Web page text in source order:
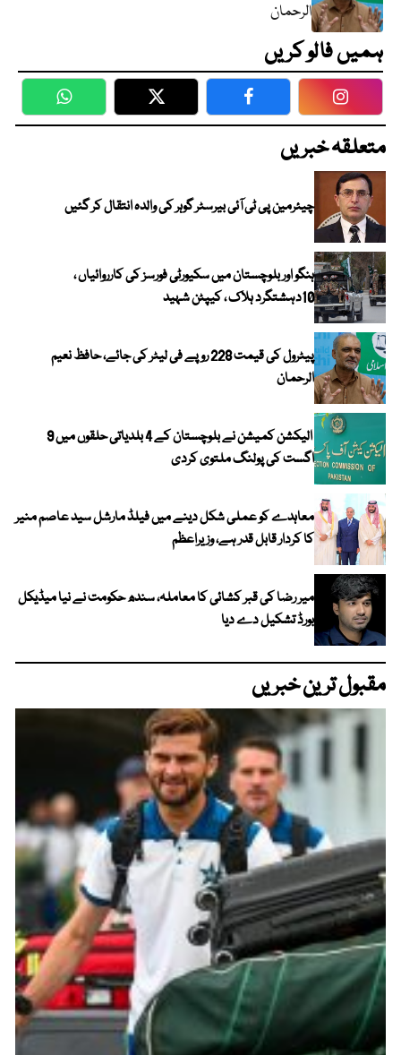
الرحمان
ہمیں فالو کریں
WhatsApp Twitter Facebook
متعلقہ خبریں
چیئرمین پی ٹی آئی بیرسٹر گوہر کی والدہ انتقال کر گئیں
ہنگو اور بلوچستان میں سکیورٹی فورسز کی کارروائیاں ،
10دہشتگرد ہلاک ، کیپٹن شہید
پیٹرول کی قیمت 228 روپے فی لیٹر کی جائے، حافظ نعیم
الرحمان
الیکشن کمیشن نے بلوچستان کے 4 بلدیاتی حلقوں میں 9
اگست کی پولنگ ملتوی کردی
معاہدے کو عملی شکل دینے میں فیلڈ مارشل سید عاصم منیر
کا کردار قابل قدر ہے، وزیراعظم
میر رضا کی قبر کشائی کا معاملہ، سندھ حکومت نے نیا میڈیکل
بورڈ تشکیل دے دیا
مقبول ترین خبریں